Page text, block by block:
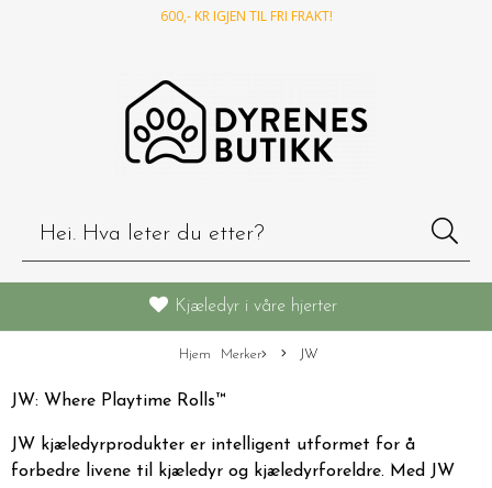
600,- KR IGJEN TIL FRI FRAKT!
Kjæledyr i våre hjerter
Hjem Merker JW
JW: Where Playtime Rolls™
JW kjæledyrprodukter er intelligent utformet for å
forbedre livene til kjæledyr og kjæledyrforeldre. Med JW